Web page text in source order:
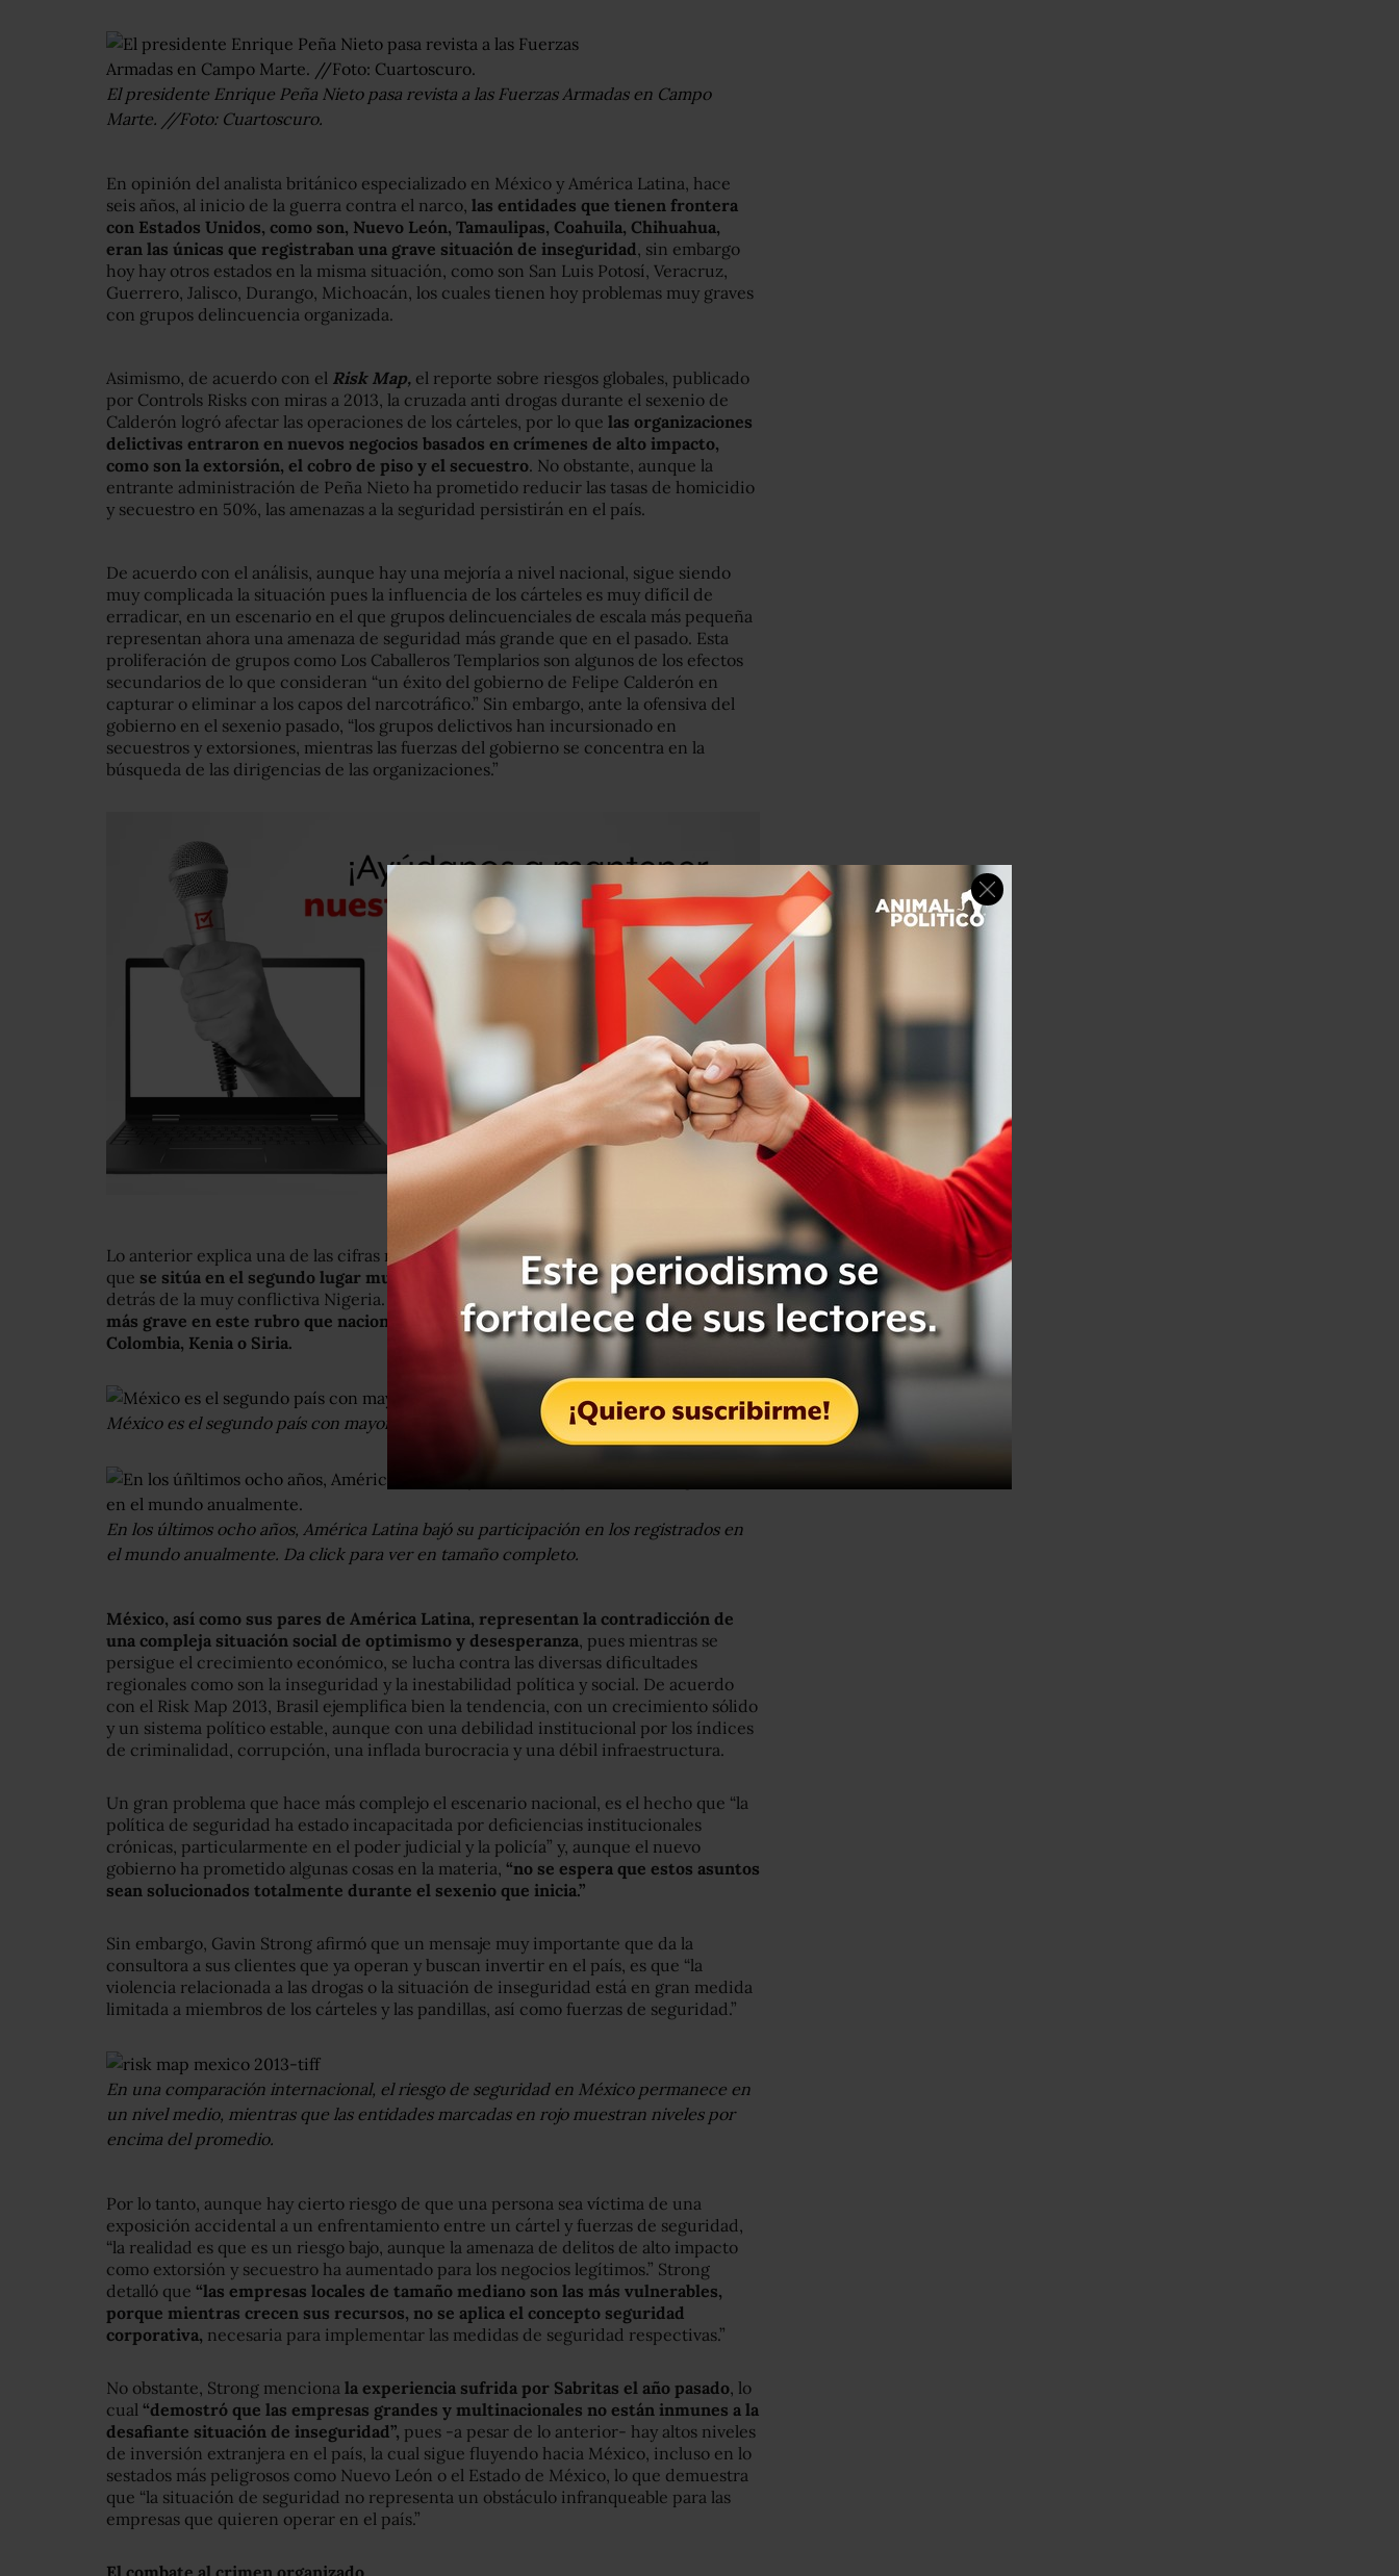
El presidente Enrique Peña Nieto pasa revista a las Fuerzas Armadas en Campo
Marte. //Foto: Cuartoscuro.
En opinión del analista británico especializado en México y América Latina, hace
seis años, al inicio de la guerra contra el narco, las entidades que tienen frontera
con Estados Unidos, como son, Nuevo León, Tamaulipas, Coahuila, Chihuahua,
eran las únicas que registraban una grave situación de inseguridad, sin embargo
hoy hay otros estados en la misma situación, como son San Luis Potosí, Veracruz,
Guerrero, Jalisco, Durango, Michoacán, los cuales tienen hoy problemas muy graves
con grupos delincuencia organizada.
Asimismo, de acuerdo con el Risk Map, el reporte sobre riesgos globales, publicado
por Controls Risks con miras a 2013, la cruzada anti drogas durante el sexenio de
Calderón logró afectar las operaciones de los cárteles, por lo que las organizaciones
delictivas entraron en nuevos negocios basados en crímenes de alto impacto,
como son la extorsión, el cobro de piso y el secuestro. No obstante, aunque la
entrante administración de Peña Nieto ha prometido reducir las tasas de homicidio
y secuestro en 50%, las amenazas a la seguridad persistirán en el país.
De acuerdo con el análisis, aunque hay una mejoría a nivel nacional, sigue siendo
muy complicada la situación pues la influencia de los cárteles es muy difícil de
erradicar, en un escenario en el que grupos delincuenciales de escala más pequeña
representan ahora una amenaza de seguridad más grande que en el pasado. Esta
proliferación de grupos como Los Caballeros Templarios son algunos de los efectos
secundarios de lo que consideran “un éxito del gobierno de Felipe Calderón en
capturar o eliminar a los capos del narcotráfico.” Sin embargo, ante la ofensiva del
gobierno en el sexenio pasado, “los grupos delictivos han incursionado en
secuestros y extorsiones, mientras las fuerzas del gobierno se concentra en la
búsqueda de las dirigencias de las organizaciones.”
Lo anterior explica una de las cifras más preocupantes que se registran enMéxico,
que se sitúa en el segundo lugar mundial en la estadística de secuestros, sólo por
detrás de la muy conflictiva Nigeria. Por lo tanto , nuestro país está en una situación
más grave en este rubro que naciones como Afganistán, Venezuela, Irak, Líbano,
Colombia, Kenia o Siria.
México es el segundo país con mayor incidencia de secuestros.
En los últimos ocho años, América Latina bajó su participación en los registrados en
el mundo anualmente. Da click para ver en tamaño completo.
México, así como sus pares de América Latina, representan la contradicción de
una compleja situación social de optimismo y desesperanza, pues mientras se
persigue el crecimiento económico, se lucha contra las diversas dificultades
regionales como son la inseguridad y la inestabilidad política y social. De acuerdo
con el Risk Map 2013, Brasil ejemplifica bien la tendencia, con un crecimiento sólido
y un sistema político estable, aunque con una debilidad institucional por los índices
de criminalidad, corrupción, una inflada burocracia y una débil infraestructura.
Un gran problema que hace más complejo el escenario nacional, es el hecho que “la
política de seguridad ha estado incapacitada por deficiencias institucionales
crónicas, particularmente en el poder judicial y la policía” y, aunque el nuevo
gobierno ha prometido algunas cosas en la materia, “no se espera que estos asuntos
sean solucionados totalmente durante el sexenio que inicia.”
Sin embargo, Gavin Strong afirmó que un mensaje muy importante que da la
consultora a sus clientes que ya operan y buscan invertir en el país, es que “la
violencia relacionada a las drogas o la situación de inseguridad está en gran medida
limitada a miembros de los cárteles y las pandillas, así como fuerzas de seguridad.”
En una comparación internacional, el riesgo de seguridad en México permanece en
un nivel medio, mientras que las entidades marcadas en rojo muestran niveles por
encima del promedio.
Por lo tanto, aunque hay cierto riesgo de que una persona sea víctima de una
exposición accidental a un enfrentamiento entre un cártel y fuerzas de seguridad,
“la realidad es que es un riesgo bajo, aunque la amenaza de delitos de alto impacto
como extorsión y secuestro ha aumentado para los negocios legítimos.” Strong
detalló que “las empresas locales de tamaño mediano son las más vulnerables,
porque mientras crecen sus recursos, no se aplica el concepto seguridad
corporativa, necesaria para implementar las medidas de seguridad respectivas.”
No obstante, Strong menciona la experiencia sufrida por Sabritas el año pasado, lo
cual “demostró que las empresas grandes y multinacionales no están inmunes a la
desafiante situación de inseguridad”, pues -a pesar de lo anterior- hay altos niveles
de inversión extranjera en el país, la cual sigue fluyendo hacia México, incluso en lo
sestados más peligrosos como Nuevo León o el Estado de México, lo que demuestra
que “la situación de seguridad no representa un obstáculo infranqueable para las
empresas que quieren operar en el país.”